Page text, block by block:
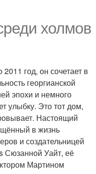
холмов
год, он сочетает в
георгианской
эпохи и немного
улыбку. Это тот дом,
Настоящий
в жизнь
и создательницей
Сюзанной Уайт, её
Мартином